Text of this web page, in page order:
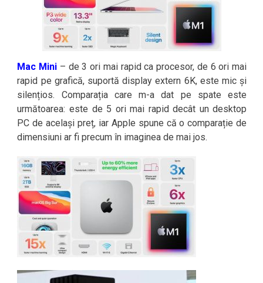
Mac Mini – de 3 ori mai rapid ca procesor, de 6 ori mai
rapid pe grafică, suportă display extern 6K, este mic și
silențios. Comparația care m-a dat pe spate este
următoarea: este de 5 ori mai rapid decât un desktop
PC de același preț, iar Apple spune că o comparație de
dimensiuni ar fi precum în imaginea de mai jos.